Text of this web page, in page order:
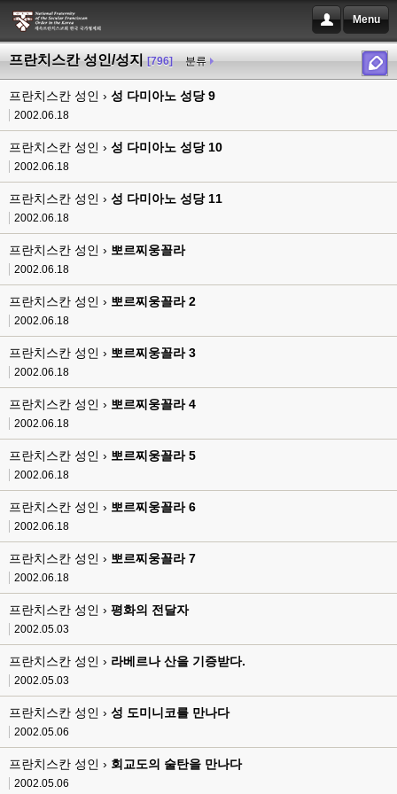
Menu
프란치스칸 성인/성지 [796] 분류
프란치스칸 성인 › 성 다미아노 성당 9
2002.06.18
프란치스칸 성인 › 성 다미아노 성당 10
2002.06.18
프란치스칸 성인 › 성 다미아노 성당 11
2002.06.18
프란치스칸 성인 › 뽀르찌웅꼴라
2002.06.18
프란치스칸 성인 › 뽀르찌웅꼴라 2
2002.06.18
프란치스칸 성인 › 뽀르찌웅꼴라 3
2002.06.18
프란치스칸 성인 › 뽀르찌웅꼴라 4
2002.06.18
프란치스칸 성인 › 뽀르찌웅꼴라 5
2002.06.18
프란치스칸 성인 › 뽀르찌웅꼴라 6
2002.06.18
프란치스칸 성인 › 뽀르찌웅꼴라 7
2002.06.18
프란치스칸 성인 › 평화의 전달자
2002.05.03
프란치스칸 성인 › 라베르나 산을 기증받다.
2002.05.03
프란치스칸 성인 › 성 도미니코를 만나다
2002.05.06
프란치스칸 성인 › 회교도의 술탄을 만나다
2002.05.06